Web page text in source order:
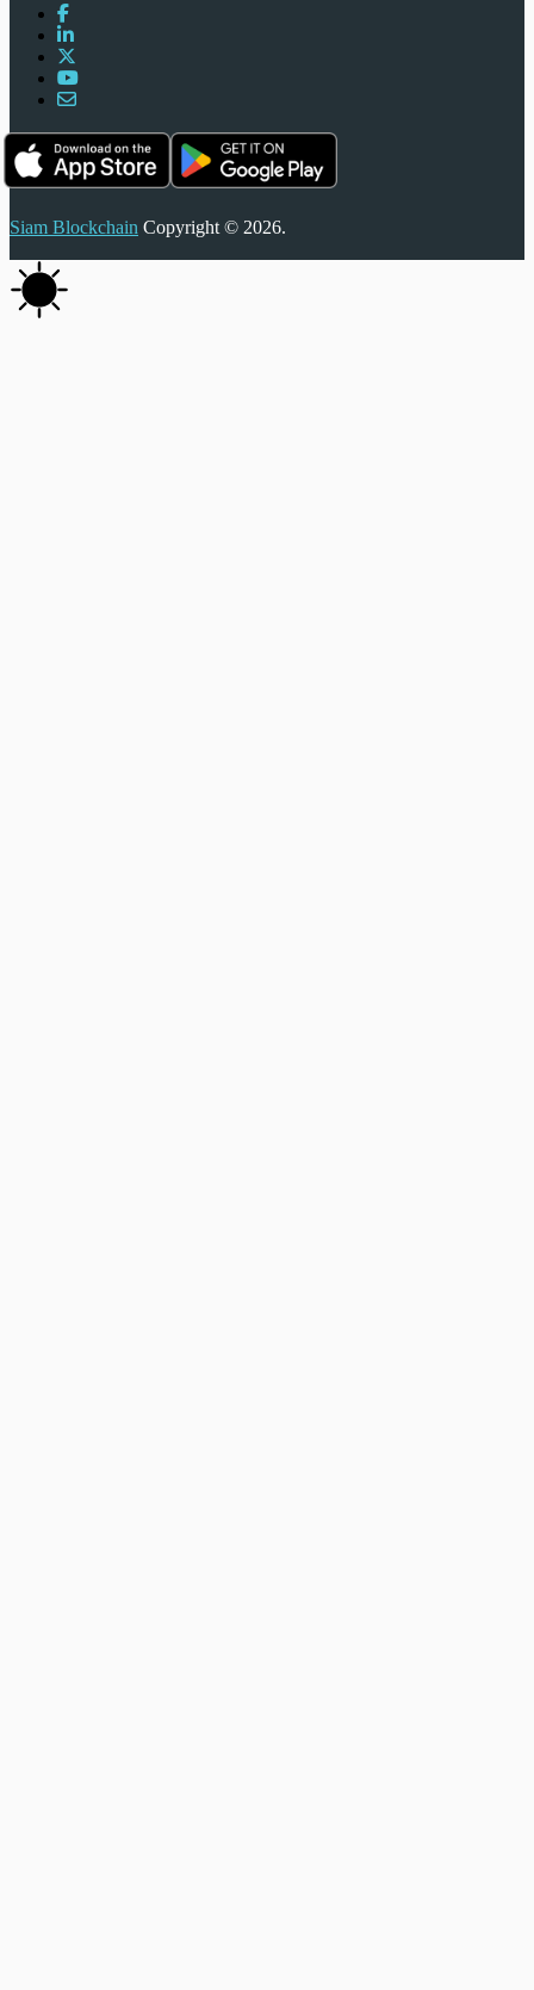
Siam Blockchain Copyright © 2026.